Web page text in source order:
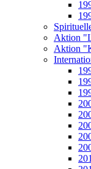
Aktion
Aktion